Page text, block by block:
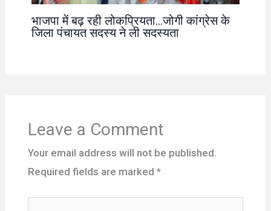
भाजपा में बढ़ रही लोकप्रियता…जोगी कांग्रेस के
जिला पंचायत सदस्य ने ली सदस्यता
Leave a Comment
Your email address will not be published.
Required fields are marked *